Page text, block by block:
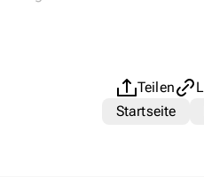
Teilen
Startseite